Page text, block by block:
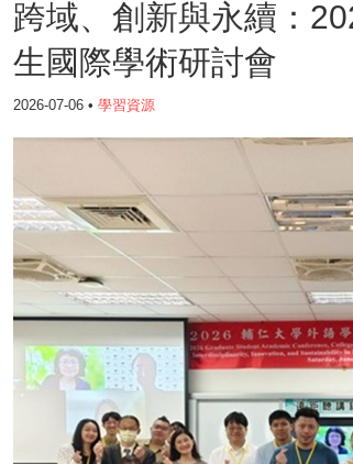
跨域、創新與永續：
生國際學術研討會
2026-07-06 • 學習資源